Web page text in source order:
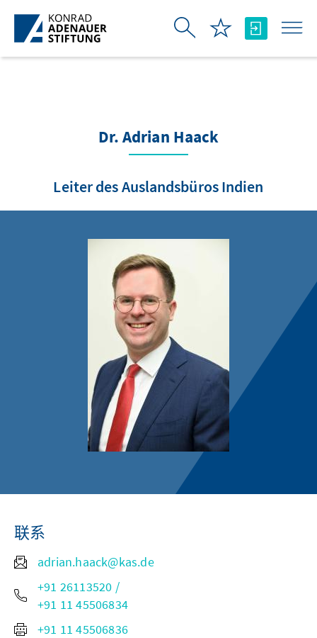
跳转到主内容
Dr. Adrian Haack
Leiter des Auslandsbüros Indien
联系
adrian.haack@kas.de
+91 26113520 /
+91 11 45506834
+91 11 45506836